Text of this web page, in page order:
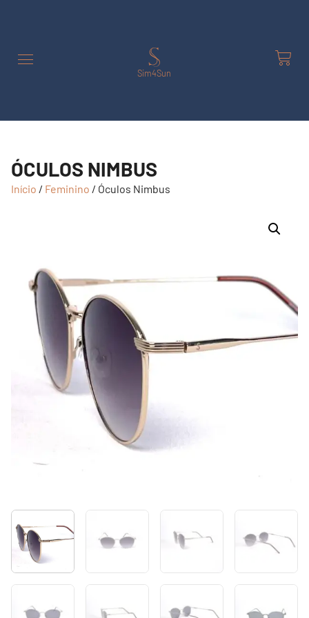
Sim4Sun
ÓCULOS NIMBUS
Início / Feminino / Óculos Nimbus